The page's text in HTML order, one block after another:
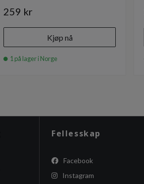
259 kr
Kjøp nå
1 på lager i Norge
Fellesskap
Facebook
Instagram